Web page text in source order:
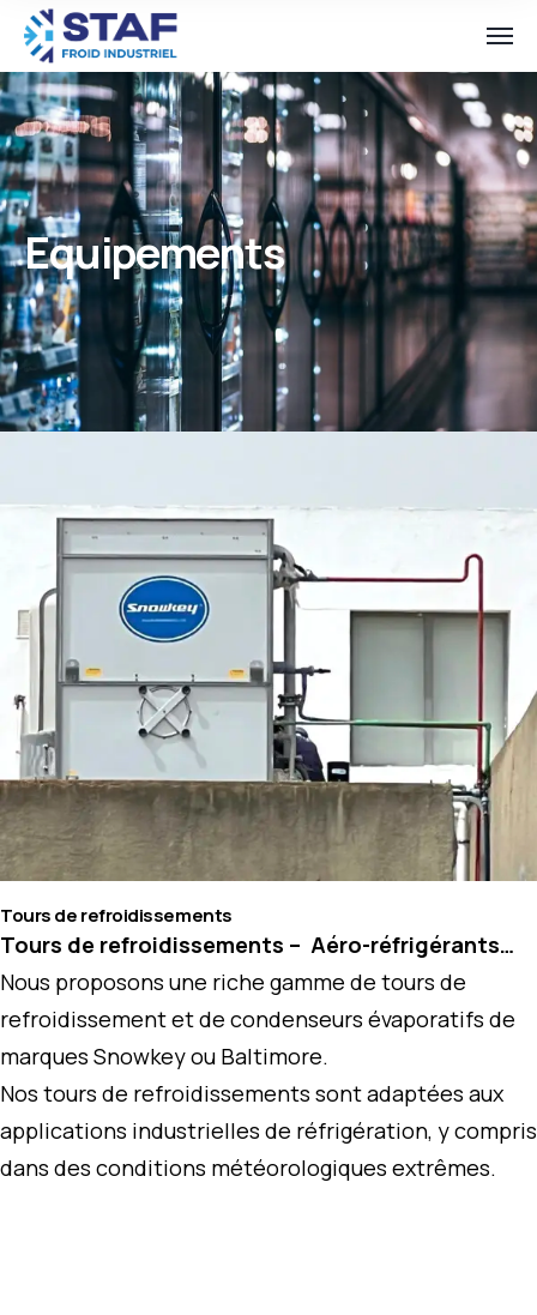
Equipements
Tours de refroidissements
Tours de refroidissements – Aéro-réfrigérants…
Nous proposons une riche gamme de tours de
refroidissement et de condenseurs évaporatifs de
marques Snowkey ou Baltimore.
Nos tours de refroidissements sont adaptées aux
applications industrielles de réfrigération, y compris
dans des conditions météorologiques extrêmes.